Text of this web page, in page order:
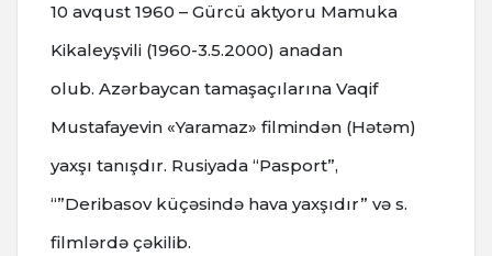
10 avqust 1960 – Gürcü aktyoru Mamuka
Kikaleyşvili (1960-3.5.2000) anadan
olub. Azərbaycan tamaşaçılarına Vaqif
Mustafayevin «Yaramaz» filmindən (Hətəm)
yaxşı tanışdır. Rusiyada “Pasport”,
“”Deribasov küçəsində hava yaxşıdır” və s.
filmlərdə çəkilib.